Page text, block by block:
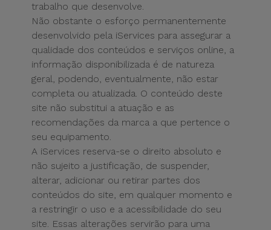
trabalho que desenvolve.
Não obstante o esforço permanentemente
desenvolvido pela iServices para assegurar a
qualidade dos conteúdos e serviços online, a
informação disponibilizada é de natureza
geral, podendo, eventualmente, não estar
completa ou atualizada. O conteúdo deste
site não substitui a atuação e as
recomendações da marca a que pertence o
seu equipamento.
A iServices reserva-se o direito absoluto e
não sujeito a justificação, de suspender,
alterar, adicionar ou retirar partes dos
conteúdos do site, em qualquer momento e
a restringir o uso e a acessibilidade do seu
site. Essas alterações servirão para uma